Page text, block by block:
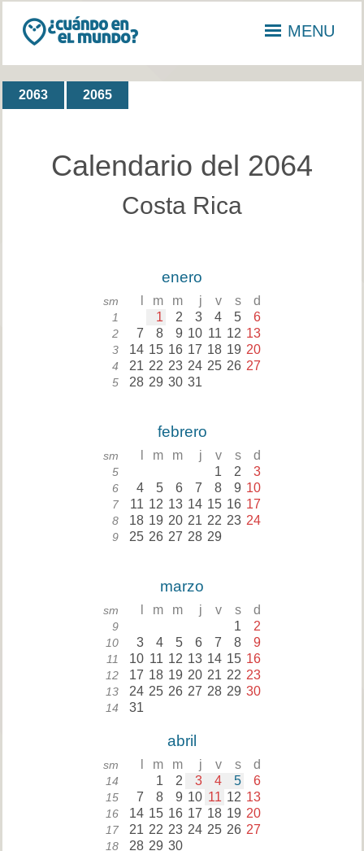
MENU
2063 2065
Calendario del 2064
Costa Rica
enero
sm m m j v s d
1 1 2 3 4 5 6
2 7 8 9 10 11 12 13
3 14 15 16 17 18 19 20
4 21 22 23 24 25 26 27
5 28 29 30 31
febrero
sm m m j v s d
5 1 2 3
6 4 5 6 7 8 9 10
7 11 12 13 14 15 16 17
8 18 19 20 21 22 23 24
9 25 26 27 28 29
marzo
sm m m j v s d
9 1 2
10 3 4 5 6 7 8 9
11 10 11 12 13 14 15 16
12 17 18 19 20 21 22 23
13 24 25 26 27 28 29 30
14 31
abril
sm m m j v s d
14 1 2 3 4 5 6
15 7 8 9 10 11 12 13
16 14 15 16 17 18 19 20
17 21 22 23 24 25 26 27
18 28 29 30